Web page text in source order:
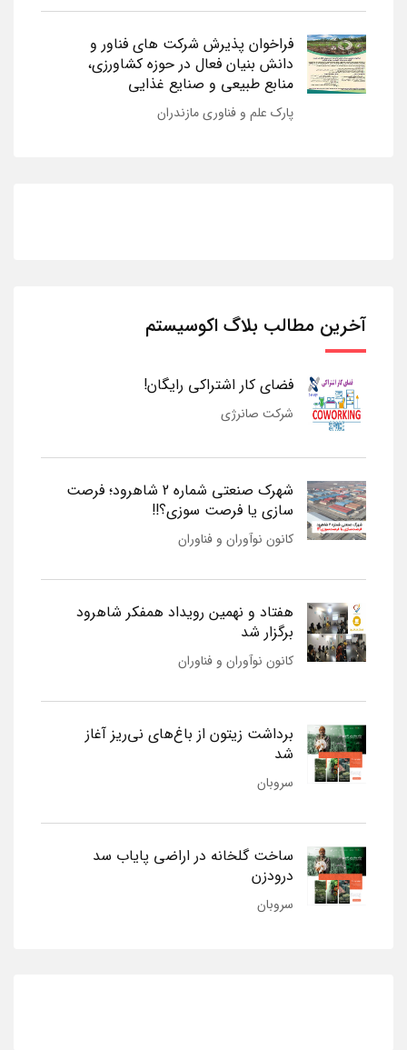
فراخوان پذیرش شرکت های فناور و
دانش بنیان فعال در حوزه کشاورزی،
منابع طبیعی و صنایع غذایی
پارک علم و فناوری مازندران
آخرین مطالب بلاگ اکوسیستم
فضای کار اشتراکی رایگان!
شرکت صانرژی
شهرک صنعتی شماره 2 شاهرود؛ فرصت
سازی یا فرصت سوزی؟!!
کانون نوآوران و فناوران
هفتاد و نهمین رویداد همفکر شاهرود
برگزار شد
کانون نوآوران و فناوران
برداشت زیتون از باغ‌های نی‌ریز آغاز
شد
سروبان
ساخت گلخانه در اراضی پایاب سد
درودزن
سروبان